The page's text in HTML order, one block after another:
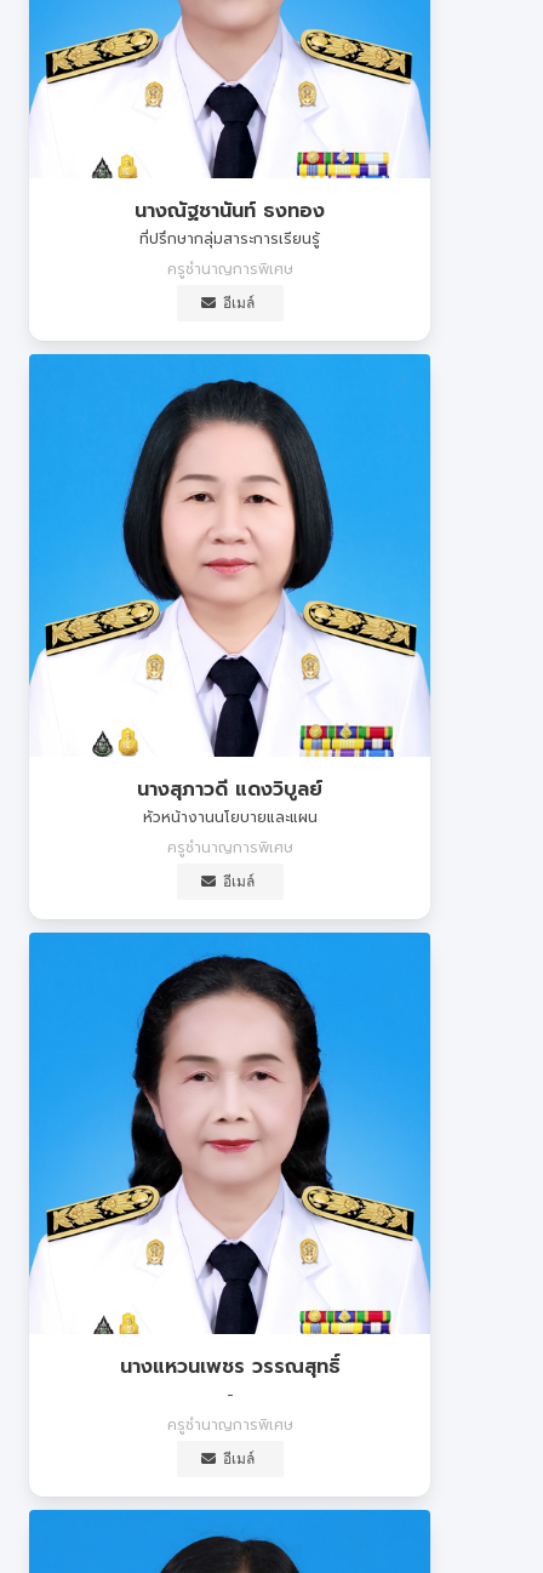
นางณัฐชานันท์ ธงทอง
ที่ปรึกษากลุ่มสาระการเรียนรู้
ครูชำนาญการพิเศษ
อีเมล์
นางสุภาวดี แดงวิบูลย์
หัวหน้างานนโยบายและแผน
ครูชำนาญการพิเศษ
อีเมล์
นางแหวนเพชร วรรณสุทธิ์
-
ครูชำนาญการพิเศษ
อีเมล์